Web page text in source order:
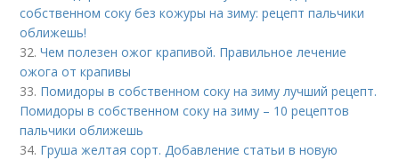
собственном соку без кожуры на зиму: рецепт пальчики
оближешь!
32.Чем полезен ожог крапивой. Правильное лечение
ожога от крапивы
33. Помидоры в собственном соку на зиму лучший рецепт.
Помидоры в собственном соку на зиму – 10 рецептов
пальчики оближешь
34. Груша желтая сорт. Добавление статьи в новую